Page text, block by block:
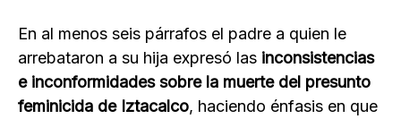
En al menos seis párrafos el padre a quien le
arrebataron a su hija expresó las inconsistencias
e inconformidades sobre la muerte del presunto
feminicida de Iztacalco, haciendo énfasis en que